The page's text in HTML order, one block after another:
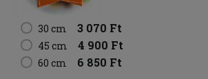
30 cm 3 070 Ft
45 cm 4 900 Ft
60 cm 6 850 Ft